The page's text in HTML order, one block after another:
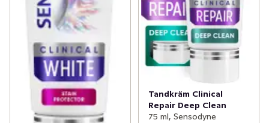
Tandkräm Clinical
Repair Deep Clean
75 ml, Sensodyne